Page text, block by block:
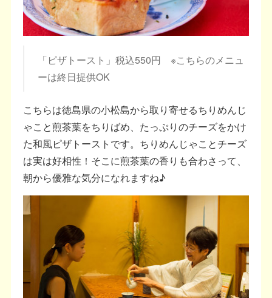
「ピザトースト」税込550円 ※こちらのメニュ
ーは終日提供OK
こちらは徳島県の小松島から取り寄せるちりめんじ
ゃこと煎茶葉をちりばめ、たっぷりのチーズをかけ
た和風ピザトーストです。ちりめんじゃことチーズ
は実は好相性！そこに煎茶葉の香りも合わさって、
朝から優雅な気分になれますね♪